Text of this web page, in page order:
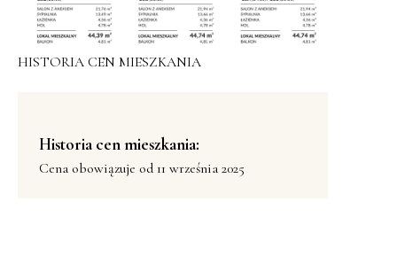
HISTORIA CEN MIESZKANIA
Historia cen mieszkania:
Cena obowiązuje od 11 września 2025